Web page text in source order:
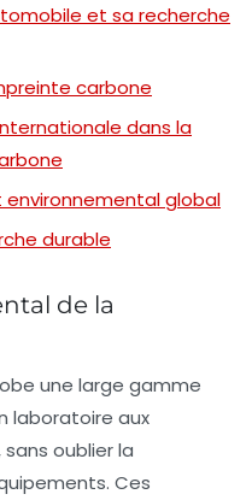
et sa recherche
carbone
dans la
environnemental global
durable
de la
une large gamme
laboratoire aux
sans oublier la
Ces